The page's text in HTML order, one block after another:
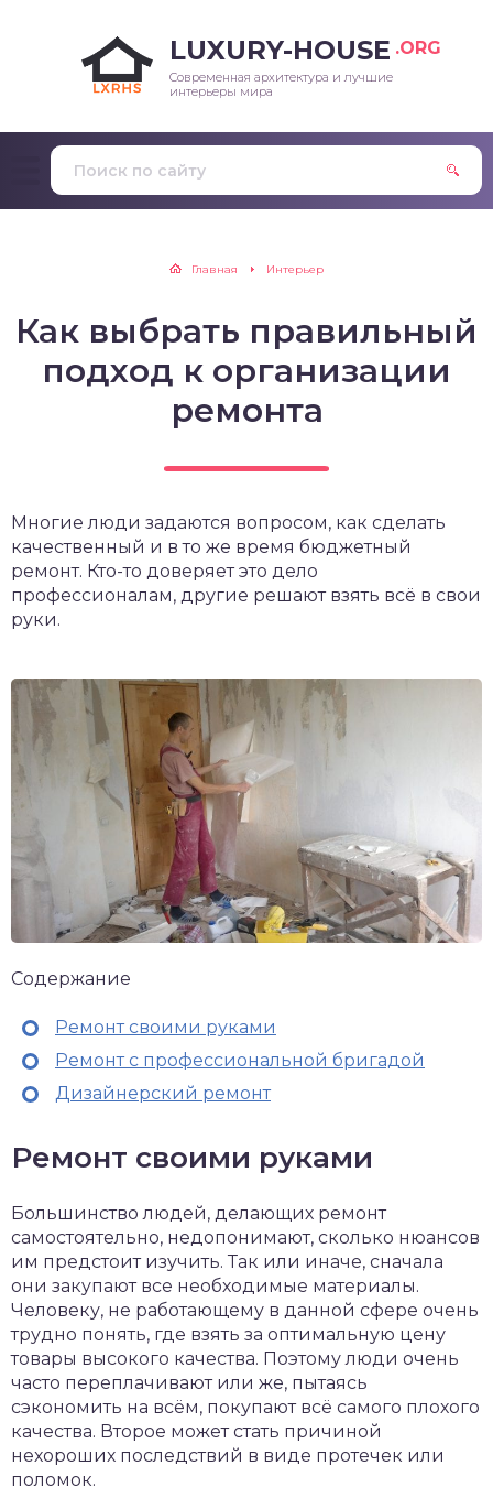
LUXURY-HOUSE .ORG
Современная архитектура и лучшие
интерьеры мира
Главная Интерьер
Как выбрать правильный
подход к организации
ремонта
Многие люди задаются вопросом, как сделать
качественный и в то же время бюджетный
ремонт. Кто-то доверяет это дело
профессионалам, другие решают взять всё в свои
руки.
Содержание
Ремонт своими руками
Ремонт с профессиональной бригадой
Дизайнерский ремонт
Ремонт своими руками
Большинство людей, делающих ремонт
самостоятельно, недопонимают, сколько нюансов
им предстоит изучить. Так или иначе, сначала
они закупают все необходимые материалы.
Человеку, не работающему в данной сфере очень
трудно понять, где взять за оптимальную цену
товары высокого качества. Поэтому люди очень
часто переплачивают или же, пытаясь
сэкономить на всём, покупают всё самого плохого
качества. Второе может стать причиной
нехороших последствий в виде протечек или
поломок.